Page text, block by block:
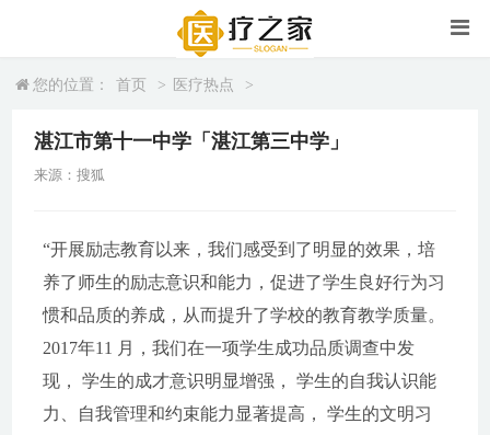
您的位置： 首页 > 医疗热点 >
湛江市第十一中学「湛江第三中学」
来源：搜狐
“开展励志教育以来，我们感受到了明显的效果，培
养了师生的励志意识和能力，促进了学生良好行为习
惯和品质的养成，从而提升了学校的教育教学质量。
2017年11 月，我们在一项学生成功品质调查中发
现， 学生的成才意识明显增强， 学生的自我认识能
力、自我管理和约束能力显著提高， 学生的文明习